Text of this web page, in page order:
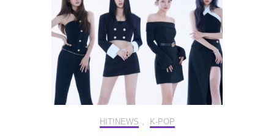
HIT!NEWS K-POP